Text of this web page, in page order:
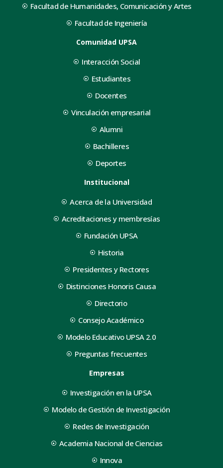
Facultad de Humanidades, Comunicación y Artes
Facultad de Ingeniería
Comunidad UPSA
Interacción Social
Estudiantes
Docentes
Vinculación empresarial
Alumni
Bachilleres
Deportes
Institucional
Acerca de la Universidad
Acreditaciones y membresías
Fundación UPSA
Historia
Presidentes y Rectores
Distinciones Honoris Causa
Directorio
Consejo Académico
Modelo Educativo UPSA 2.0
Preguntas frecuentes
Empresas
Investigación en la UPSA
Modelo de Gestión de Investigación
Redes de Investigación
Academia Nacional de Ciencias
Innova